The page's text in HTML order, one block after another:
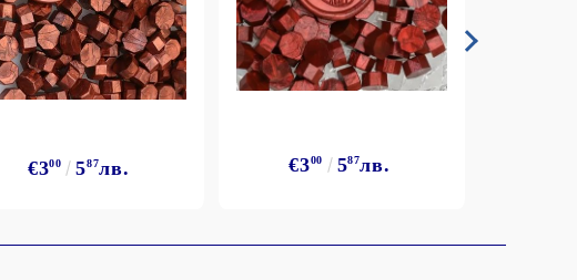
€300 587лв. €300 587лв.